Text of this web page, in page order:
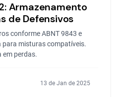
Armazenamento
de Defensivos
conforme ABNT 9843 e
misturas compatíveis.
em perdas.
13 de Jan de 2025